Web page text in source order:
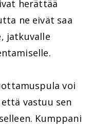
herättää
ne eivät saa
jatkuvalle
voi
vastuu sen
Kumppani